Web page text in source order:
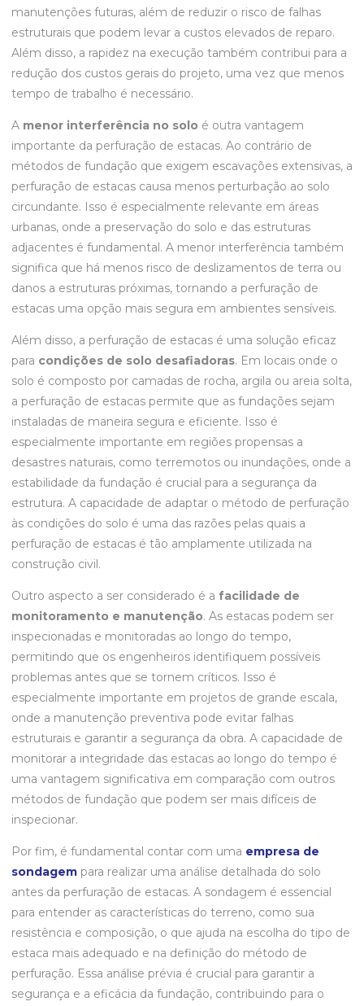
manutenções futuras, além de reduzir o risco de falhas
estruturais que podem levar a custos elevados de reparo.
Além disso, a rapidez na execução também contribui para a
redução dos custos gerais do projeto, uma vez que menos
tempo de trabalho é necessário.
A menor interferência no solo é outra vantagem
importante da perfuração de estacas. Ao contrário de
métodos de fundação que exigem escavações extensivas, a
perfuração de estacas causa menos perturbação ao solo
circundante. Isso é especialmente relevante em áreas
urbanas, onde a preservação do solo e das estruturas
adjacentes é fundamental. A menor interferência também
significa que há menos risco de deslizamentos de terra ou
danos a estruturas próximas, tornando a perfuração de
estacas uma opção mais segura em ambientes sensíveis.
Além disso, a perfuração de estacas é uma solução eficaz
para condições de solo desafiadoras. Em locais onde o
solo é composto por camadas de rocha, argila ou areia solta,
a perfuração de estacas permite que as fundações sejam
instaladas de maneira segura e eficiente. Isso é
especialmente importante em regiões propensas a
desastres naturais, como terremotos ou inundações, onde a
estabilidade da fundação é crucial para a segurança da
estrutura. A capacidade de adaptar o método de perfuração
às condições do solo é uma das razões pelas quais a
perfuração de estacas é tão amplamente utilizada na
construção civil.
Outro aspecto a ser considerado é a facilidade de
monitoramento e manutenção. As estacas podem ser
inspecionadas e monitoradas ao longo do tempo,
permitindo que os engenheiros identifiquem possíveis
problemas antes que se tornem críticos. Isso é
especialmente importante em projetos de grande escala,
onde a manutenção preventiva pode evitar falhas
estruturais e garantir a segurança da obra. A capacidade de
monitorar a integridade das estacas ao longo do tempo é
uma vantagem significativa em comparação com outros
métodos de fundação que podem ser mais difíceis de
inspecionar.
Por fim, é fundamental contar com uma empresa de
sondagem para realizar uma análise detalhada do solo
antes da perfuração de estacas. A sondagem é essencial
para entender as características do terreno, como sua
resistência e composição, o que ajuda na escolha do tipo de
estaca mais adequado e na definição do método de
perfuração. Essa análise prévia é crucial para garantir a
segurança e a eficácia da fundação, contribuindo para o